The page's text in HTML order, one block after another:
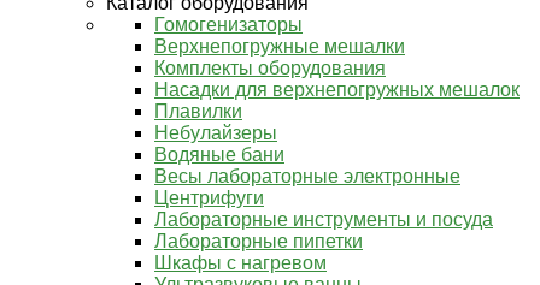
Гомогенизаторы
Верхнепогружные мешалки
Комплекты оборудования
Насадки для верхнепогружных мешалок
Плавилки
Небулайзеры
Водяные бани
Весы лабораторные электронные
Центрифуги
Лабораторные инструменты и посуда
Лабораторные пипетки
Шкафы с нагревом